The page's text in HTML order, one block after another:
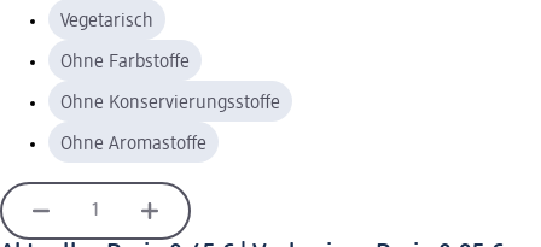
Vegetarisch
Ohne Farbstoffe
Ohne Konservierungsstoffe
Ohne Aromastoffe